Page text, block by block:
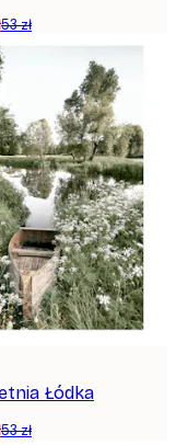
53 zł
Łódka
53 zł